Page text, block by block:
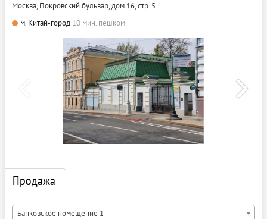
Москва, Покровский бульвар, дом 16, стр. 5
м. Китай-город 10 мин. пешком
Продажа
Банковское помещение 1